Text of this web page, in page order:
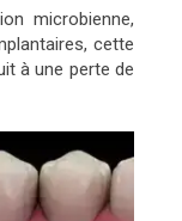
microbienne,
cette
à une perte de